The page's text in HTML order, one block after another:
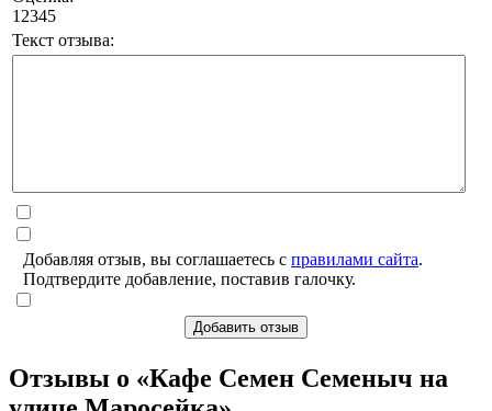
1 2345
Текст отзыва:
Добавляя отзыв, вы соглашаетесь с правилами сайта.
Подтвердите добавление, поставив галочку.
Добавить отзыв
Отзывы о «Кафе Семен Семеныч на